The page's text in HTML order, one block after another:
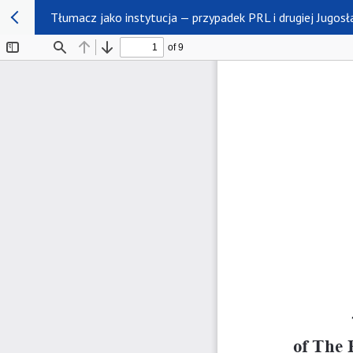
Tłumacz jako instytucja — przypadek PRL i drugiej